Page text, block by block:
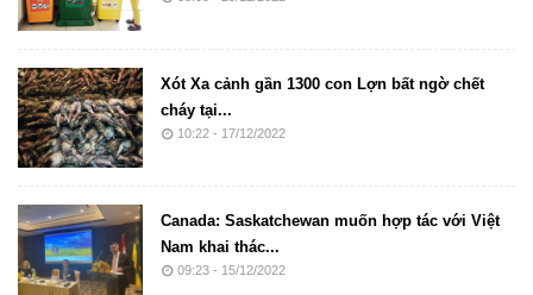
Xót Xa cảnh gần 1300 con Lợn bất ngờ chết
cháy tại...
10:22 - 17/12/2022
Canada: Saskatchewan muốn hợp tác với Việt
Nam khai thác...
09:23 - 15/12/2022